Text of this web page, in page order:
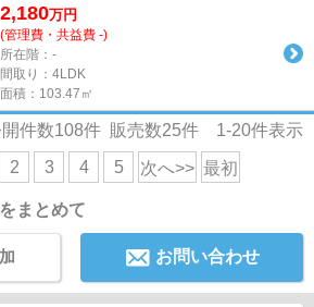
2,180万円
(管理費・共益費 -)
所在階：-
間取り：4LDK
面積：103.47㎡
件数108件 販売数25件 1-20件表示
2 3 4 5 次へ>> 最初
まとめて
お問い合わせ